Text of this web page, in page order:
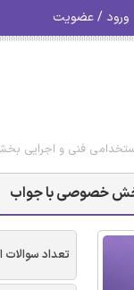
ورود / عضویت
فنی و اجرایی
خصوصی با جواب
تعداد سوالات